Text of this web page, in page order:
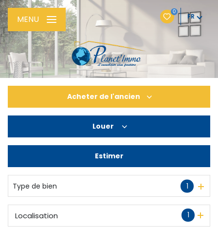
0
FR
MENU
Acheter de l'ancien
De l'immo pro
Louer
Estimer
Type de bien 1
1
Localisation